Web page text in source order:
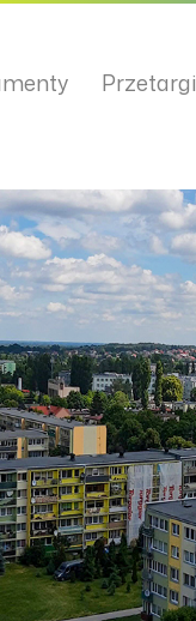
Przetargi